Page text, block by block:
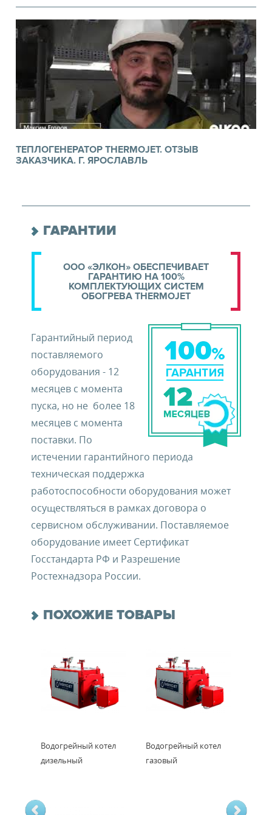
ТЕПЛОГЕНЕРАТОР THERMOJET. ОТЗЫВ
ЗАКАЗЧИКА. Г. ЯРОСЛАВЛЬ
ГАРАНТИИ
ООО «ЭЛКОН» ОБЕСПЕЧИВАЕТ
ГАРАНТИЮ НА 100%
КОМПЛЕКТУЮЩИХ СИСТЕМ
ОБОГРЕВА THERMOJET
Гарантийный период
поставляемого
оборудования - 12
месяцев с момента
пуска, но не более 18
месяцев с момента
поставки. По
истечении гарантийного периода
техническая поддержка
работоспособности оборудования может
осуществляться в рамках договора о
сервисном обслуживании. Поставляемое
оборудование имеет Сертификат
Госстандарта РФ и Разрешение
Ростехнадзора России.
ПОХОЖИЕ ТОВАРЫ
Водогрейный котел
дизельный
Водогрейный котел
газовый